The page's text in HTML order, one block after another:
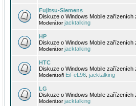
Fujitsu-Siemens
Diskuze o Windows Mobile zařízeních
Moderátorjacktalking
HP
Diskuze o Windows Mobile zařízeních
Moderátorjacktalking
HTC
Diskuze o Windows Mobile
Moderátoři EiFeL96 jacktalking
LG
Diskuze o Windows Mobile zařízeních
Moderátorjacktalking